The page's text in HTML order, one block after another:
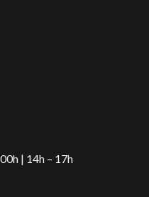
| 14h – 17h